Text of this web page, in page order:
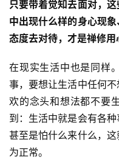
只要带着觉知去面对，
中出现什么样的身心现
态度去对待，才是禅修用
在现实生活中也是同样
事，要想让生活中任何
欢的念头和想法都不要
到：生活中就是会有各种
甚至是怕什么来什么，
为正常。